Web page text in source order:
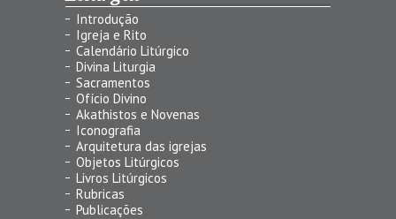
Introdução
Igreja e Rito
Calendário Litúrgico
Divina Liturgia
Sacramentos
Ofício Divino
Akathistos e Novenas
Iconografia
Arquitetura das igrejas
Objetos Litúrgicos
Livros Litúrgicos
Rubricas
Publicações